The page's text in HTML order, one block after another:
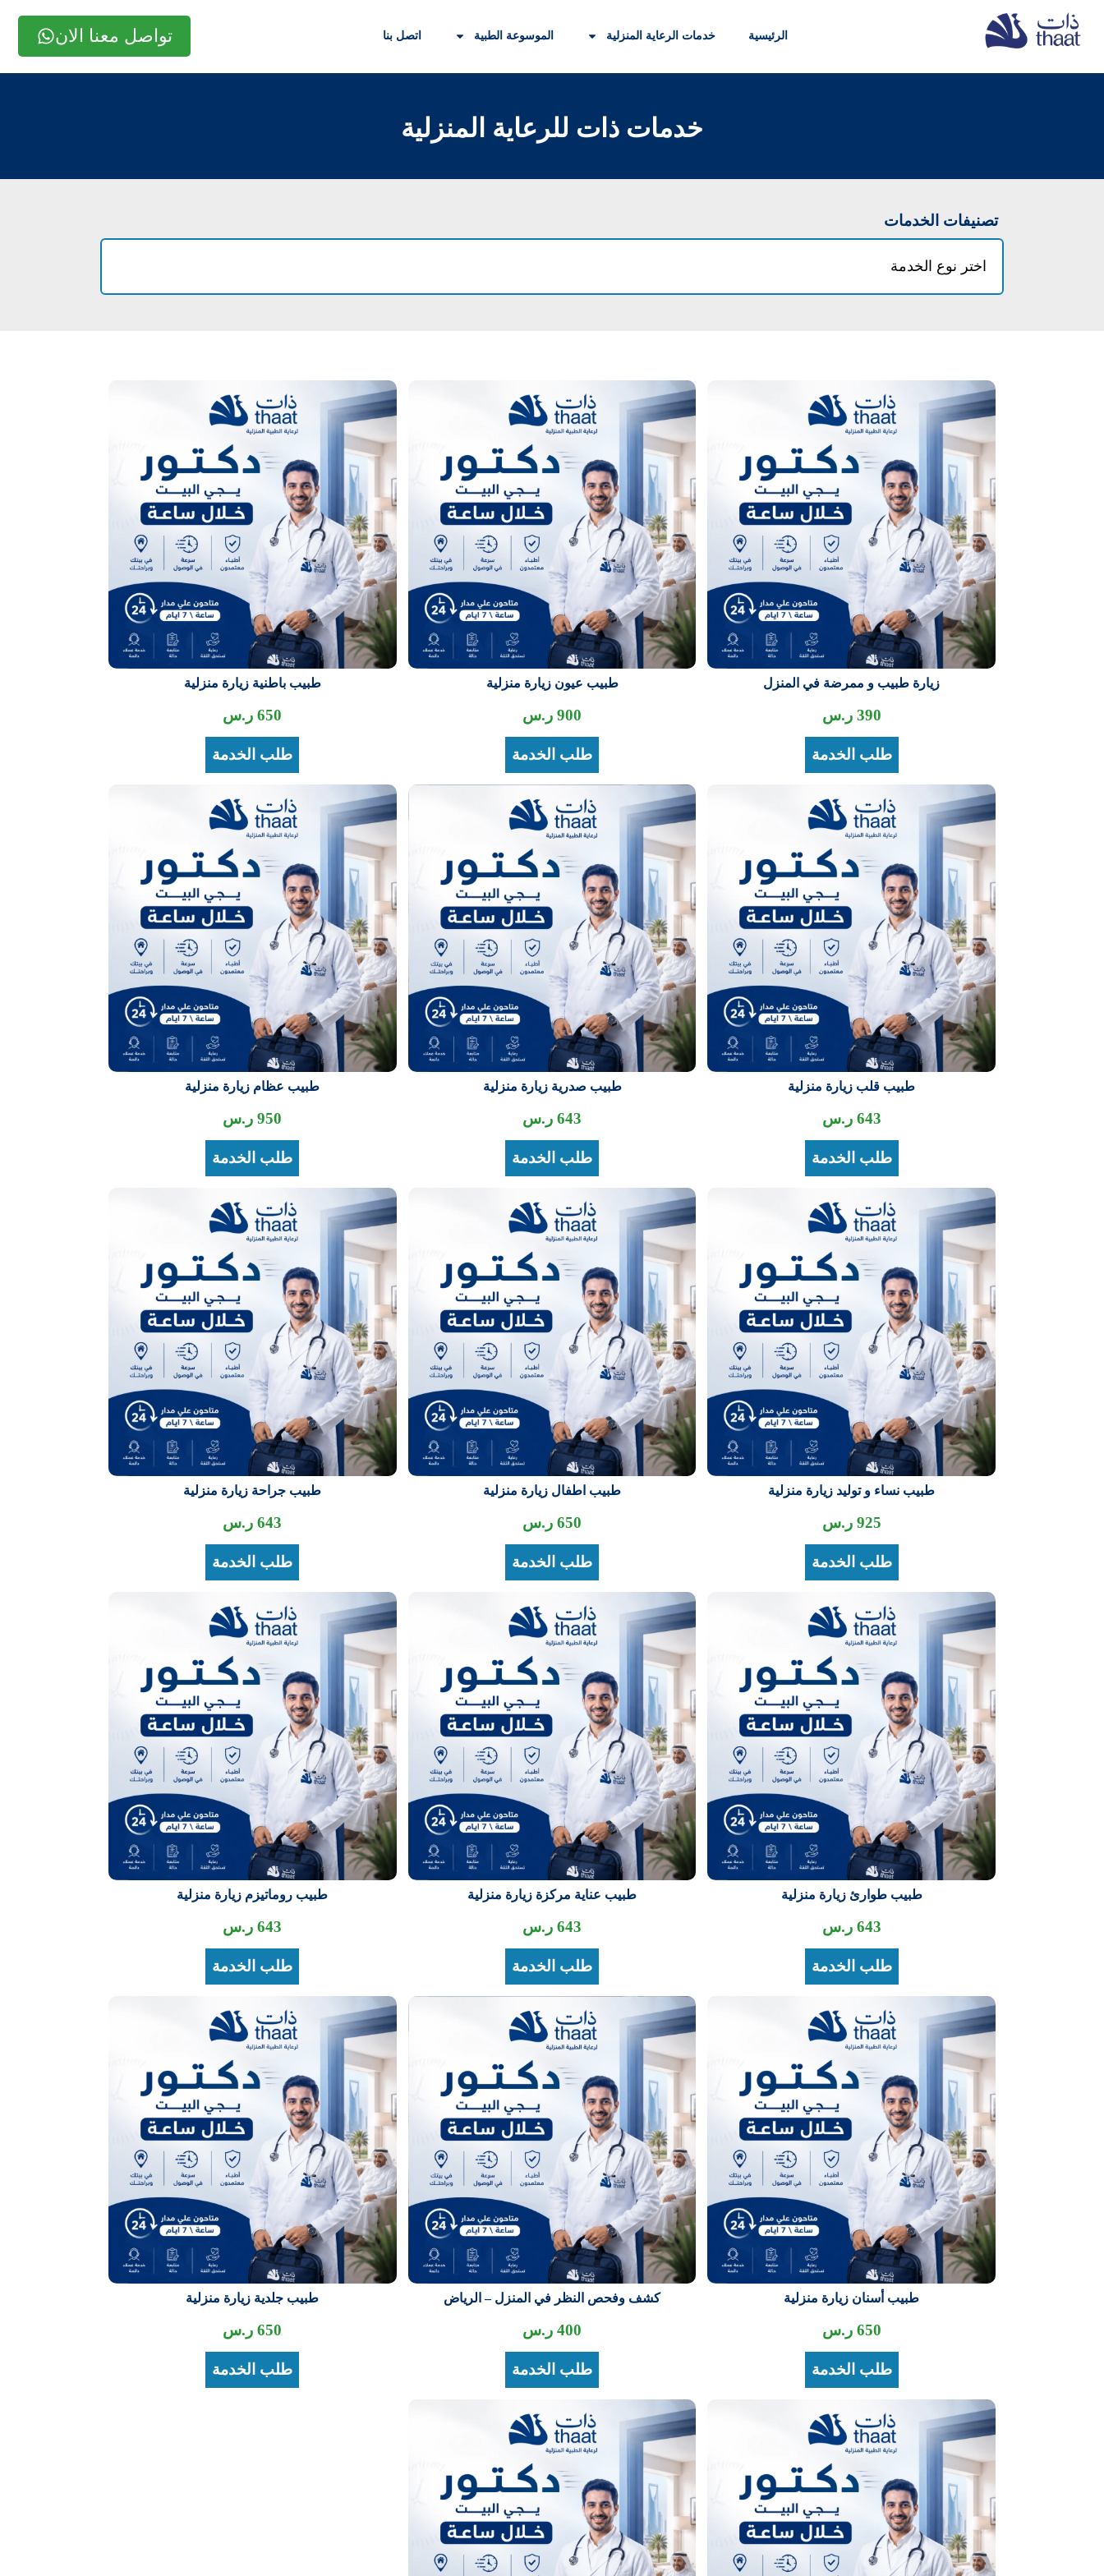
الرئيسية خدمات الرعاية المنزلية الموسوعة الطبية اتصل بنا تواصل معنا الان
خدمات ذات للرعاية المنزلية
تصنيفات الخدمات
زيارة طبيب و ممرضة في المنزل
390 ر.س
طلب الخدمة
طبيب عيون زيارة منزلية
900 ر.س
طلب الخدمة
طبيب باطنية زيارة منزلية
650 ر.س
طلب الخدمة
طبيب قلب زيارة منزلية
643 ر.س
طلب الخدمة
طبيب صدرية زيارة منزلية
643 ر.س
طلب الخدمة
طبيب عظام زيارة منزلية
950 ر.س
طلب الخدمة
طبيب نساء و توليد زيارة منزلية
925 ر.س
طلب الخدمة
طبيب اطفال زيارة منزلية
650 ر.س
طلب الخدمة
طبيب جراحة زيارة منزلية
643 ر.س
طلب الخدمة
طبيب طوارئ زيارة منزلية
643 ر.س
طلب الخدمة
طبيب عناية مركزة زيارة منزلية
643 ر.س
طلب الخدمة
طبيب روماتيزم زيارة منزلية
643 ر.س
طلب الخدمة
طبيب أسنان زيارة منزلية
650 ر.س
طلب الخدمة
كشف وفحص النظر في المنزل – الرياض
400 ر.س
طلب الخدمة
طبيب جلدية زيارة منزلية
650 ر.س
طلب الخدمة